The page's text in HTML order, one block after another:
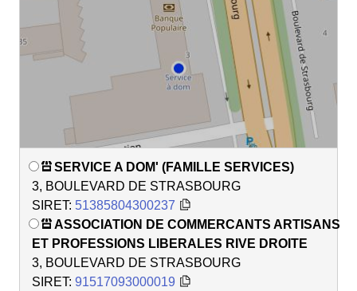
SERVICE A DOM' (FAMILLE SERVICES)
3, BOULEVARD DE STRASBOURG
SIRET: 51385804300237
ASSOCIATION DE COMMERCANTS ARTISANS
ET PROFESSIONS LIBERALES RIVE DROITE
3, BOULEVARD DE STRASBOURG
SIRET: 91517093000019